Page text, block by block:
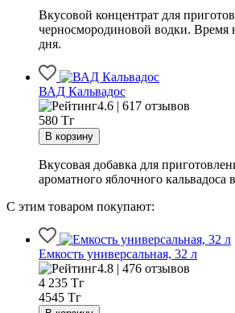
Вкусовой концентрат для
черносмородиновой водки. Время
дня.
ВАД Кальвадос
4.6 | 617 отзывов
580 Тг
Вкусовая добавка для
ароматного яблочного
С этим товаром покупают:
Емкость универсальная, 32 л
4.8 | 476 отзывов
4 235 Тг
4545 Тг